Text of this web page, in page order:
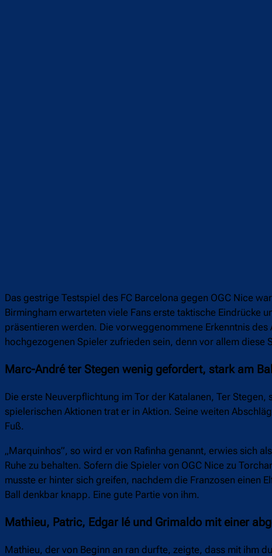
Das gestrige Testspiel des FC Barcelona gegen OGC Nice
Birmingham erwarteten viele Fans erste taktische Eindrücke
präsentieren werden. Die vorweggenommene Erkenntnis
hochgezogenen Spieler zufrieden sein, denn vor allem
Marc-André ter Stegen wenig gefordert, stark am Ball
Die erste Neuverpflichtung im Tor der Katalanen, Ter
spielerischen Aktionen trat er in Aktion. Seine weiten
Fuß.
„Marquinhos”, so wird er von Rafinha genannt, erwies sich
Ruhe zu behalten. Sofern die Spieler von OGC Nice zu
musste er hinter sich greifen, nachdem die Franzosen einen
Ball denkbar knapp. Eine gute Partie von ihm.
Mathieu, Patric, Edgar Ié und Grimaldo mit einer
Mathieu, der von Beginn an ran durfte, zeigte, dass mit ihm